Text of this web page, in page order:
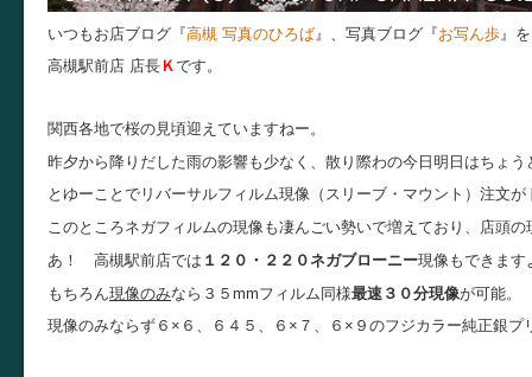
いつもお店ブログ『高槻 写真のひろば 』、写真ブログ『お写ん歩 』
高槻駅前店 店長 Ｋです。
関西各地で桜の見頃迎えていますねー。
昨夕から降りだした雨の影響も少なく、散り際わの今日明日はちょ
とゆーことでリバーサルフィルム現像（スリーブ・マウント）注文
このところネガフィルムの現像も凄んごい勢いで増えており、店頭
あ！ 高槻駅前店では １２０・２２０ネガブローニー現像もできます
もちろん現像のみなら３５mmフィルム同様最速３０分現像が可能。
現像のみならず６×６、６４５、６×７、６×９のフジカラー純正銀